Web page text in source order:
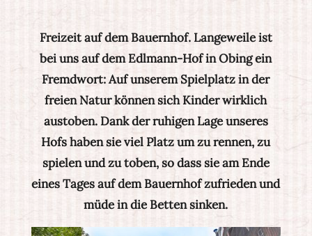
Freizeit auf dem Bauernhof. Langeweile ist
bei uns auf dem Edlmann-Hof in Obing ein
Fremdwort: Auf unserem Spielplatz in der
freien Natur können sich Kinder wirklich
austoben. Dank der ruhigen Lage unseres
Hofs haben sie viel Platz um zu rennen, zu
spielen und zu toben, so dass sie am Ende
eines Tages auf dem Bauernhof zufrieden und
müde in die Betten sinken.